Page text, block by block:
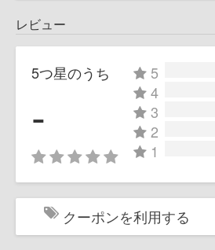
レビュー
5つ星のうち
-
5
4
3
2
1
クーポンを利用する